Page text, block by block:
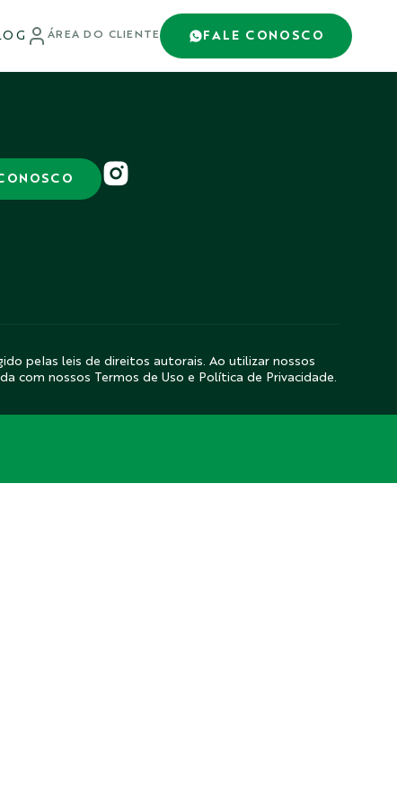
ÁREA DO CLIENTE FALE CONOSCO
pelas leis de direitos autorais. Ao utilizar nossos
com nossos Termos de Uso e Política de Privacidade.